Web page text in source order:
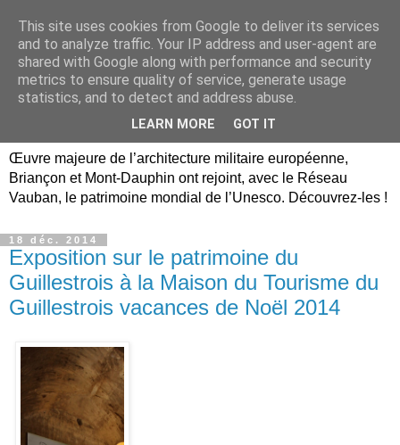
Briançon, Mont-Dauphin,
Vauban Unesco Hautes-
Œuvre majeure de l’architecture militaire européenne,
Briançon et Mont-Dauphin ont rejoint, avec le Réseau
Vauban, le patrimoine mondial de l’Unesco. Découvrez-les !
18 déc. 2014
Exposition sur le patrimoine du
Guillestrois à la Maison du Tourisme du
Guillestrois vacances de Noël 2014
This site uses cookies from Google to deliver its services
and to analyze traffic. Your IP address and user-agent are
shared with Google along with performance and security
metrics to ensure quality of service, generate usage
statistics, and to detect and address abuse.
LEARN MORE GOT IT